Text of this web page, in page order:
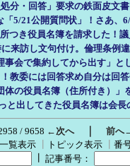
分・回答」要求の鉄面皮文
5/21公開質問状」！さあ、
つき役員名簿を請求した！
来訪し文句付け。倫理条例
会で集約してから出す」と
教委には回答求め自分は回
の役員名簿（住所付き）」
と出してきた役員名簿は会
/ 9658 ←次へ｜ 前へ
一覧表示 トピック表示
番
記事番号：